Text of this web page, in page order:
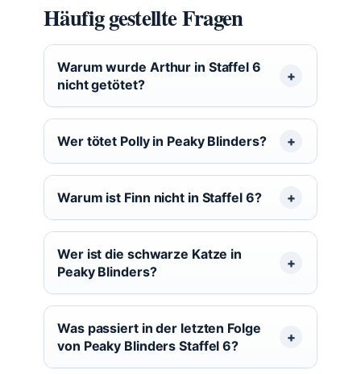
Häufig gestellte Fragen
Warum wurde Arthur in Staffel 6
nicht getötet?
Wer tötet Polly in Peaky Blinders?
Warum ist Finn nicht in Staffel 6?
Wer ist die schwarze Katze in
Peaky Blinders?
Was passiert in der letzten Folge
von Peaky Blinders Staffel 6?